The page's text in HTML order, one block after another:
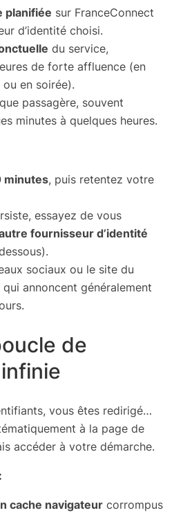
planifiée sur FranceConnect
d’identité choisi.
du service,
de forte affluence (en
en soirée).
passagère, souvent
minutes à quelques heures.
minutes, puis retentez votre
essayez de vous
fournisseur d’identité
sociaux ou le site du
annoncent généralement
de
vous êtes redirigé…
à la page de
accéder à votre démarche.
cache navigateur corrompus